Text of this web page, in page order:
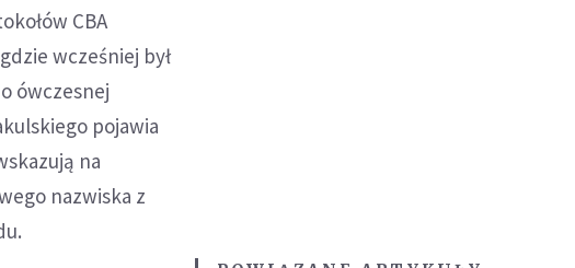
CBA
wcześniej był
ówczesnej
pojawia
na
nazwiska z